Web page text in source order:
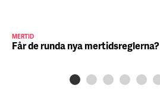
MERTID
Får de runda nya mertidsreglerna?